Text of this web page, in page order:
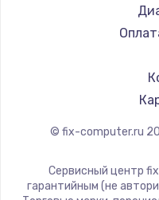
© fix-computer.ru
Сервисный центр
гарантийным (не